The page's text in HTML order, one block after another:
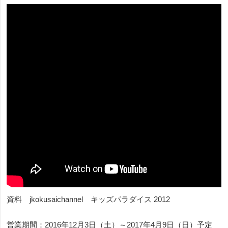
資料 jkokusaichannel キッズパラダイス 2012
営業期間：2016年12月3日（土）～2017年4月9日（日）予定